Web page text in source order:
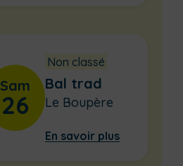
Sam
26
Non classé
Bal trad
Le Boupère
En savoir plus